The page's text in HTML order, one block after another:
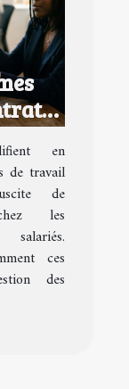
en
de travail
de
les
ces
des